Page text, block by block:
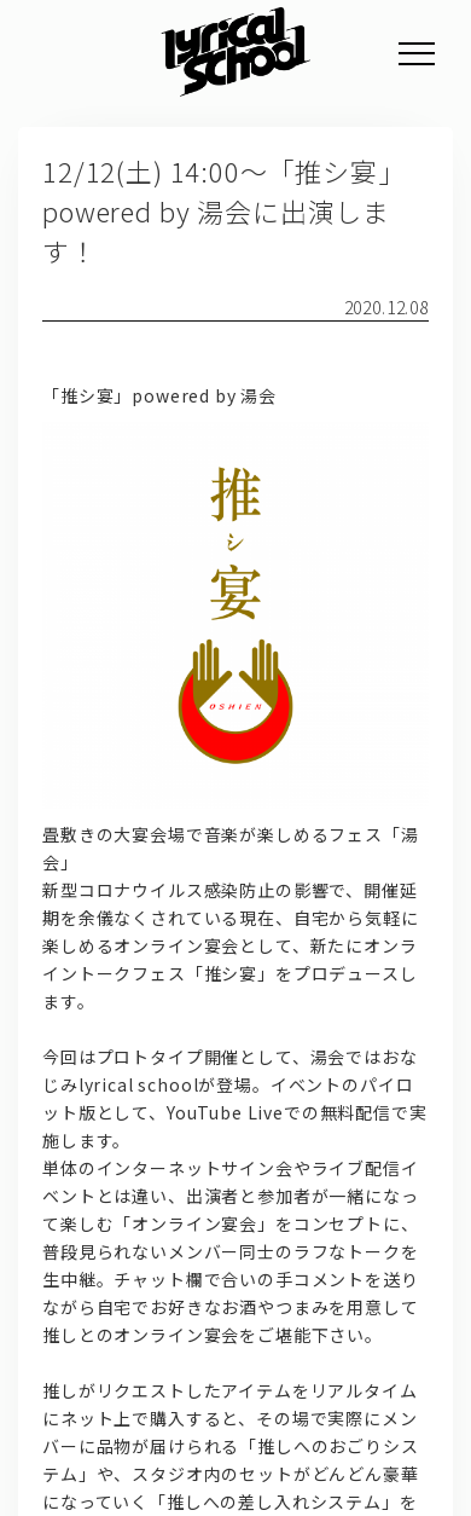
12/12(土) 14:00～「推シ宴」
powered by 湯会に出演しま
す！
2020.12.08
「推シ宴」powered by 湯会
畳敷きの大宴会場で音楽が楽しめるフェス「湯
会」
新型コロナウイルス感染防止の影響で、開催延
期を余儀なくされている現在、自宅から気軽に
楽しめるオンライン宴会として、新たにオンラ
イントークフェス「推シ宴」をプロデュースし
ます。
今回はプロトタイプ開催として、湯会ではおな
じみlyrical schoolが登場。イベントのパイロ
ット版として、YouTube Liveでの無料配信で実
施します。
単体のインターネットサイン会やライブ配信イ
ベントとは違い、出演者と参加者が一緒になっ
て楽しむ「オンライン宴会」をコンセプトに、
普段見られないメンバー同士のラフなトークを
生中継。チャット欄で合いの手コメントを送り
ながら自宅でお好きなお酒やつまみを用意して
推しとのオンライン宴会をご堪能下さい。
推しがリクエストしたアイテムをリアルタイム
にネット上で購入すると、その場で実際にメン
バーに品物が届けられる「推しへのおごりシス
テム」や、スタジオ内のセットがどんどん豪華
になっていく「推しへの差し入れシステム」を
PROFILE
SCHEDULE
GOODS
FAN CLUB
lyrical school official web shop